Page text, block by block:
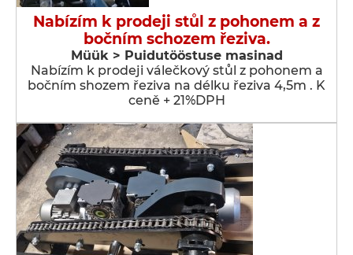
Nabízím k prodeji stůl z pohonem a z
bočním schozem řeziva.
Müük > Puidutööstuse masinad
Nabízím k prodeji válečkový stůl z pohonem a
bočním shozem řeziva na délku řeziva 4,5m . K
ceně + 21%DPH